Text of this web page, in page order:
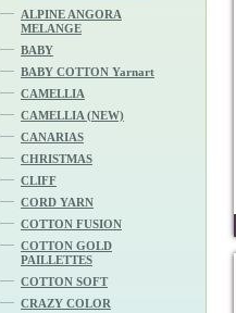
ALPINE ANGORA
MELANGE
BABY
BABY COTTON Yarnart
CAMELLIA
CAMELLIA (NEW)
CANARIAS
CHRISTMAS
CLIFF
CORD YARN
COTTON FUSION
COTTON GOLD
PAILLETTES
COTTON SOFT
CRAZY COLOR